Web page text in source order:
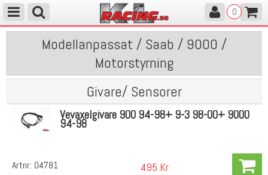
0
Modellanpassat / Saab / 9000 /
Motorstyrning
Givare/ Sensorer
Artnr: 04781
Vevaxelgivare 900 94-98+ 9-3 98-00+ 9000
94-98
495 Kr